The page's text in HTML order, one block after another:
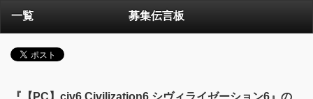
一覧 募集伝言板
『【PC】civ6 Civilization6 シヴィライゼーション6』の